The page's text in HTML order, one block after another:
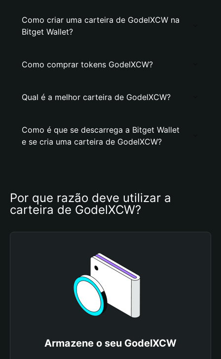
Como criar uma carteira de GodelXCW na
Bitget Wallet?
Como comprar tokens GodelXCW?
Qual é a melhor carteira de GodelXCW?
Como é que se descarrega a Bitget Wallet
e se cria uma carteira de GodelXCW?
Por que razão deve utilizar a
carteira de GodelXCW?
Armazene o seu GodelXCW